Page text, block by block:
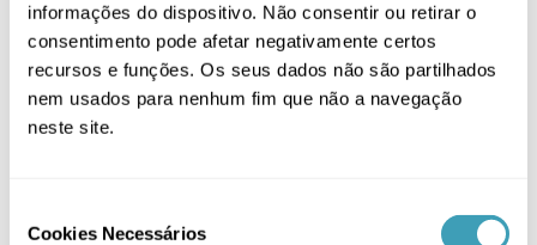
informações do dispositivo. Não consentir ou retirar o
consentimento pode afetar negativamente certos
recursos e funções. Os seus dados não são partilhados
nem usados para nenhum fim que não a navegação
neste site.
Selection
Cookies Necessários
Higiene Nasal (5)
Limpeza (5)
Organizadores (1)